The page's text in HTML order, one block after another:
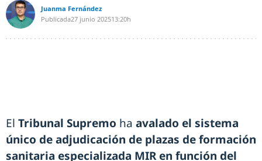
Juanma Fernández
Publicada27 junio 202513:20h
El Tribunal Supremo ha avalado el sistema
único de adjudicación de plazas de formación
sanitaria especializada MIR en función del